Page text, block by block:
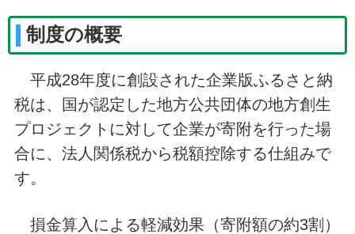
制度の概要
平成28年度に創設された企業版ふるさと納
税は、国が認定した地方公共団体の地方創生
プロジェクトに対して企業が寄附を行った場
合に、法人関係税から税額控除する仕組みで
す。
損金算入による軽減効果（寄附額の約3割）